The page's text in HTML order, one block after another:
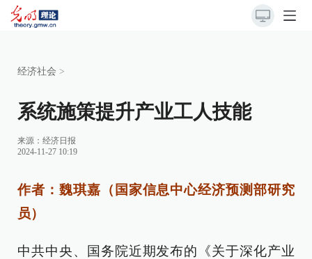
经济社会 >
系统施策提升产业工人技能
来源： 经济日报
2024-11-27 10:19
作者：魏琪嘉（国家信息中心经济预测部研究
员）
中共中央、国务院近期发布的《关于深化产业